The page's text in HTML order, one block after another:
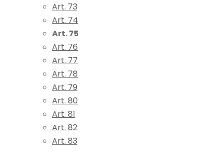
Art. 73
Art. 74
Art. 75
Art. 76
Art. 77
Art. 78
Art. 79
Art. 80
Art. 81
Art. 82
Art. 83